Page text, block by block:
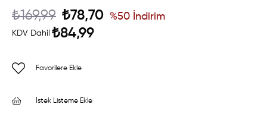
₺169,99 ₺78,70
KDV Dahil ₺84,99
%50 İndirim
Favorilere Ekle
İstek Listeme Ekle